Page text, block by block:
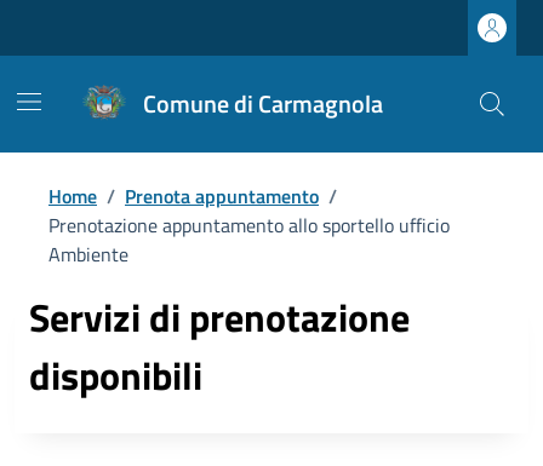
Comune di Carmagnola
Home / Prenota appuntamento /
Prenotazione appuntamento allo sportello ufficio
Ambiente
Servizi di prenotazione
disponibili